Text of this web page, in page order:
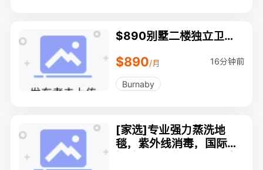
$890别墅二楼独立卫生
$890/月 16分钟前
Burnaby
[家选]专业强力蒸洗地
毯，紫外线消毒，国际认